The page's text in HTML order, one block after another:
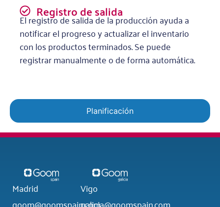
Planificación
Registro de salida
El registro de salida de la producción ayuda a
notificar el progreso y actualizar el inventario
con los productos terminados. Se puede
registrar manualmente o de forma automática.
Madrid
goom@goomspain.com
Vigo
galicia@goomspain.com